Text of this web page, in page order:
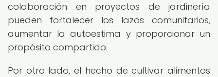
colaboración en proyectos de jardinería
pueden fortalecer los lazos comunitarios,
aumentar la autoestima y proporcionar un
propósito compartido.
Por otro lado, el hecho de cultivar alimentos